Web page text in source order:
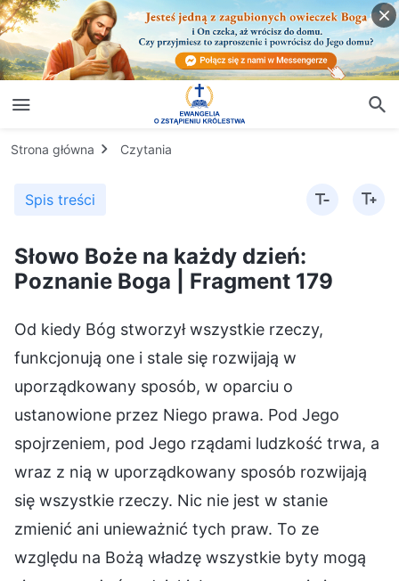
Strona główna Czytania
Spis treści
Słowo Boże na każdy dzień:
Poznanie Boga | Fragment 179
Od kiedy Bóg stworzył wszystkie rzeczy,
funkcjonują one i stale się rozwijają w
uporządkowany sposób, w oparciu o
ustanowione przez Niego prawa. Pod Jego
spojrzeniem, pod Jego rządami ludzkość trwa, a
wraz z nią w uporządkowany sposób rozwijają
się wszystkie rzeczy. Nic nie jest w stanie
zmienić ani unieważnić tych praw. To ze
względu na Bożą władzę wszystkie byty mogą